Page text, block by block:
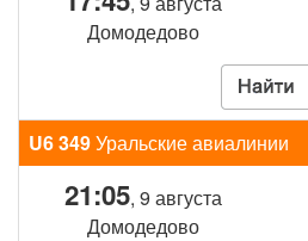
Домодедово
U6 349Уральские авиалинии
21:05, 9 августа
Домодедово